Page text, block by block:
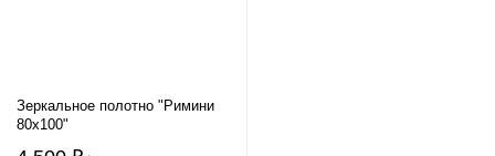
Зеркальное полотно "Римини
80х100"